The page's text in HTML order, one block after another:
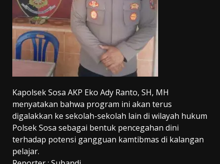
Kapolsek Sosa AKP Eko Ady Ranto, SH, MH
menyatakan bahwa program ini akan terus
digalakkan ke sekolah-sekolah lain di wilayah hukum
Polsek Sosa sebagai bentuk pencegahan dini
terhadap potensi gangguan kamtibmas di kalangan
pelajar.